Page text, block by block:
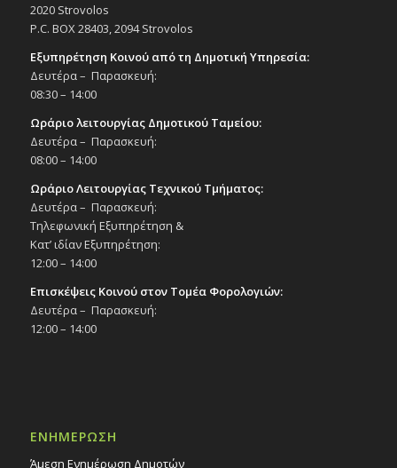
2020 Strovolos
P.C. BOX 28403, 2094 Strovolos
Εξυπηρέτηση Κοινού από τη Δημοτική Υπηρεσία:
Δευτέρα – Παρασκευή:
08:30 – 14:00
Ωράριο λειτουργίας Δημοτικού Ταμείου:
Δευτέρα – Παρασκευή:
08:00 – 14:00
Ωράριο Λειτουργίας Τεχνικού Τμήματος:
Δευτέρα – Παρασκευή:
Τηλεφωνική Εξυπηρέτηση &
Κατ’ ιδίαν Εξυπηρέτηση:
12:00 – 14:00
Επισκέψεις Κοινού στον Τομέα Φορολογιών:
Δευτέρα – Παρασκευή:
12:00 – 14:00
ΕΝΗΜΕΡΩΣΗ
Άμεση Ενημέρωση Δημοτών